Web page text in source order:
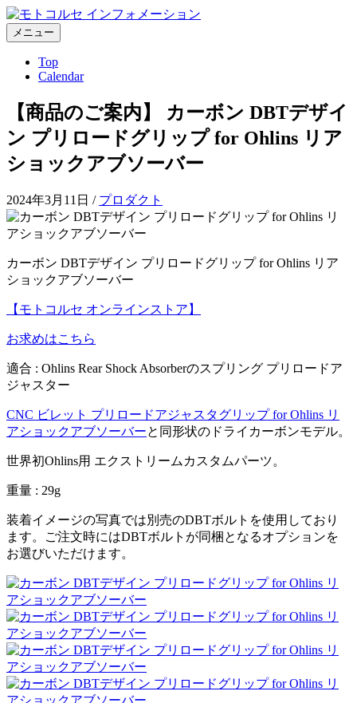
コ
ン
テ
キ
ッ
プ
メニュー
Top
Calendar
【商品のご案内】 カーボン DBTデザイ
ン プリロードグリップ for Ohlins リア
ショックアブソーバー
2024年3月11日 / プロダクト
カーボン DBTデザイン プリロードグリップ for Ohlins リア
ショックアブソーバー
【モトコルセ オンラインストア】
お求めはこちら
適合 : Ohlins Rear Shock Absorberのスプリング プリロードア
ジャスター
CNC ビレット プリロードアジャスタグリップ for Ohlins リ
アショックアブソーバーと同形状のドライカーボンモデル。
世界初Ohlins用 エクストリームカスタムパーツ。
重量 : 29g
装着イメージの写真では別売のDBTボルトを使用しており
ます。ご注文時にはDBTボルトが同梱となるオプションを
お選びいただけます。